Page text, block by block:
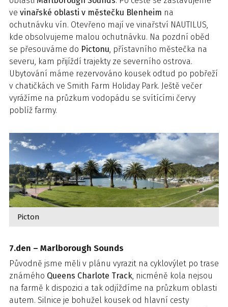
ve vinařské oblasti v městečku Blenheim na
ochutnávku vín. Otevřeno mají ve vinařství NAUTILUS,
kde obsolvujeme malou ochutnávku. Na pozdní oběd
se přesouváme do Pictonu, přístavního městečka na
severu, kam přijíždí trajekty ze severního ostrova.
Ubytování máme rezervováno kousek odtud po pobřeží
v chatičkách ve Smith Farm Holiday Park. Ještě večer
vyrážíme na průzkum vodopádu se svítícími červy
poblíž farmy.
Picton
7.den – Marlborough Sounds
Původně jsme měli v plánu vyrazit na cyklovýlet po trase
známého Queens Charlote Track, nicméně kola nejsou
na farmě k dispozici a tak odjíždíme na průzkum oblasti
autem. Silnice je bohužel kousek od hlavní cesty